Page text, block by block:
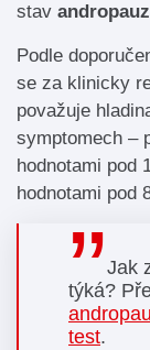
stav
Podle
se za klinicky
považuje
symptomech –
hodnotami pod
hodnotami pod
Jak
týká?
test.